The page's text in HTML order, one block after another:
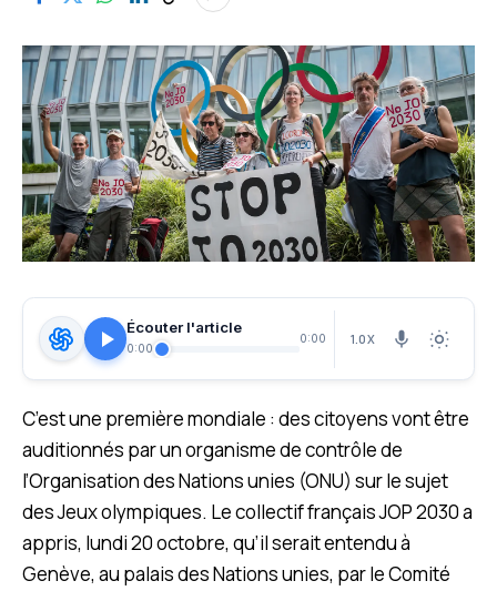
Écouter l'article
0:00
0:00 1.0X
C’est une première mondiale : des citoyens vont être
auditionnés par un organisme de contrôle de
l’Organisation des Nations unies (ONU) sur le sujet
des Jeux olympiques. Le collectif français JOP 2030 a
appris, lundi 20 octobre, qu’il serait entendu à
Genève, au palais des Nations unies, par le Comité